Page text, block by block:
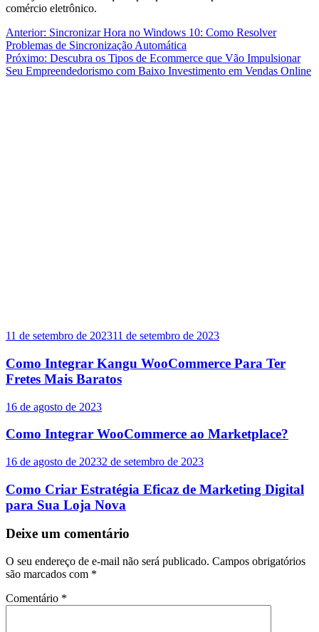
comércio eletrônico.
Navegação
de
Post
Anterior: Sincronizar Hora no Windows 10: Como Resolver
Problemas de Sincronização Automática
Próximo: Descubra os Tipos de Ecommerce que Vão Impulsionar
Seu Empreendedorismo com Baixo Investimento em Vendas Online
11 de setembro de 202311 de setembro de 2023
Como Integrar Kangu WooCommerce Para Ter
Fretes Mais Baratos
16 de agosto de 2023
Como Integrar WooCommerce ao Marketplace?
16 de agosto de 20232 de setembro de 2023
Como Criar Estratégia Eficaz de Marketing Digital
para Sua Loja Nova
Deixe um comentário
O seu endereço de e-mail não será publicado. Campos obrigatórios
são marcados com *
Comentário *